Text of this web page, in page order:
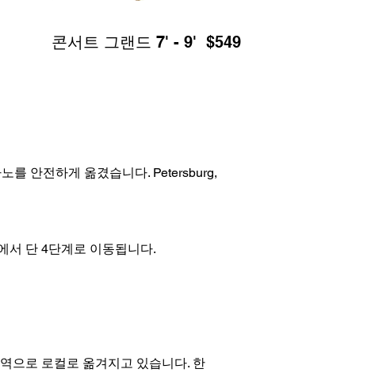
콘서트 그랜드 7' - 9' $549
를 안전하게 옮겼습니다. Petersburg,
서 단 4단계로 이동됩니다.
으로 로컬로 옮겨지고 있습니다. 한